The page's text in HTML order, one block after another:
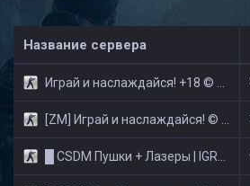
Название сервера
Играй и наслаждайся! +18 © Public
[ZM] Играй и наслаждайся! © Zombie Show
█ CSDM Пушки + Лазеры | IGRAI18.RU ツ █